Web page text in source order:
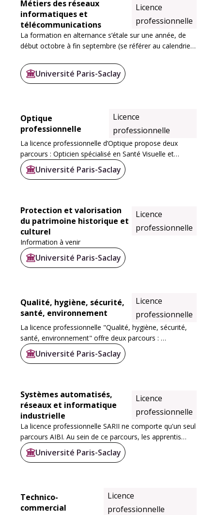
Métiers des réseaux
informatiques et
télécommunications
Licence
professionnelle
La formation en alternance s’étale sur une année, de
début octobre à fin septembre (se référer au calendrier
Université Paris-Saclay
Optique
professionnelle
Licence
professionnelle
La licence professionnelle d’Optique propose deux
parcours : Opticien spécialisé en Santé Visuelle et
Opticien Manager. Ces deux parcours partagent un
tronc commun d’environ 50% du volume horaire, qui...
Université Paris-Saclay
Protection et valorisation
du patrimoine historique et
culturel
Licence
professionnelle
Information à venir
Université Paris-Saclay
Qualité, hygiène, sécurité,
santé, environnement
Licence
professionnelle
La licence professionnelle "Qualité, hygiène, sécurité,
santé, environnement" offre deux parcours :
- Bio‐analyses et qualité pour les laboratoires de
- Biologie et...
Université Paris-Saclay
Systèmes automatisés,
réseaux et informatique
industrielle
Licence
professionnelle
La licence professionnelle SARII ne comporte qu'un seul
parcours AIBI. Au sein de ce parcours, les apprentis
sont amenés à se spécialiser dans un des deux
domaines de la licence: l'automatisme...
Université Paris-Saclay
Technico-
commercial
Licence
professionnelle